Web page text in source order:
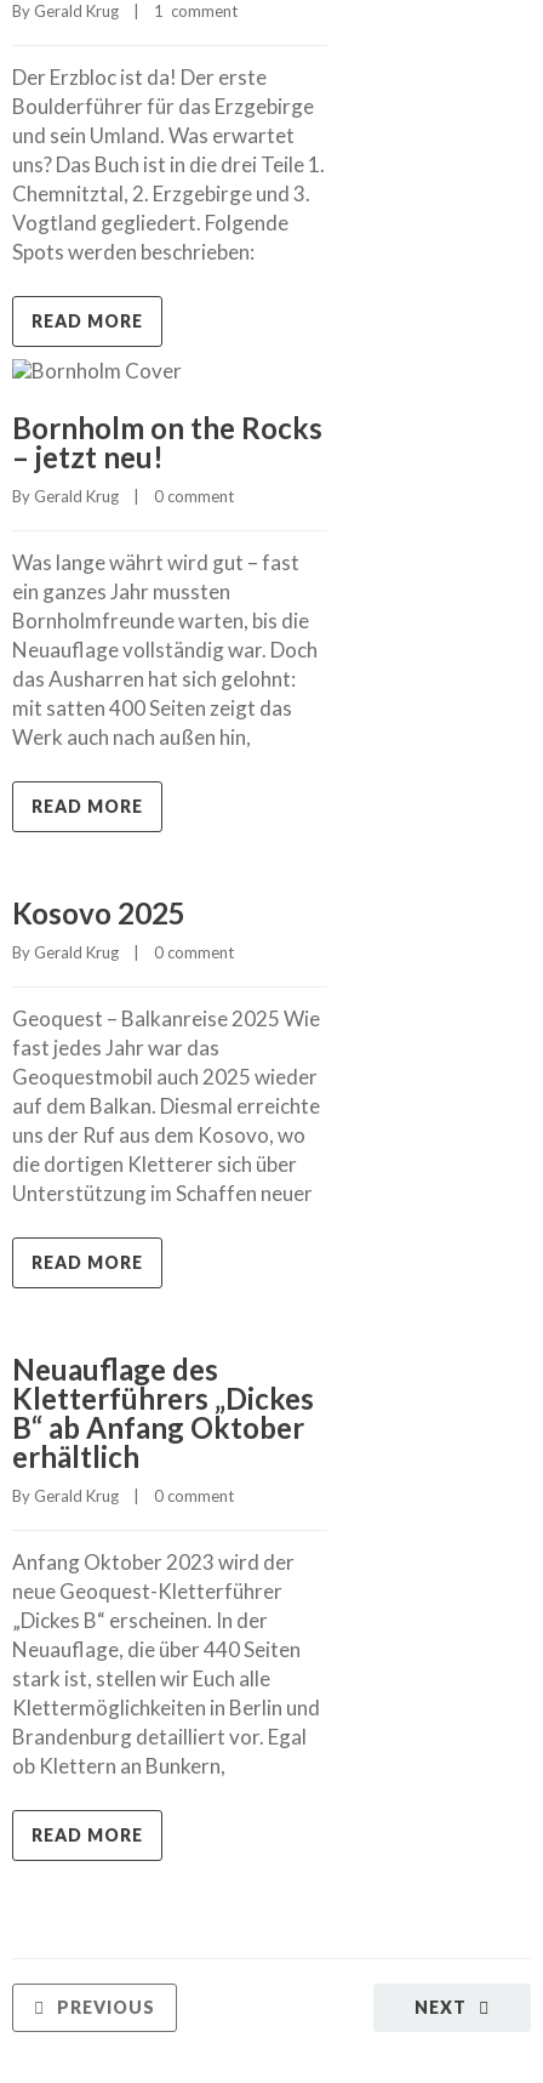
By Gerald Krug 1  comment
Der Erzbloc ist da! Der erste
Boulderführer für das Erzgebirge
und sein Umland. Was erwartet
uns? Das Buch ist in die drei Teile 1.
Chemnitztal, 2. Erzgebirge und 3.
Vogtland gegliedert. Folgende
Spots werden beschrieben:
READ MORE
Bornholm on the Rocks
– jetzt neu!
By Gerald Krug 0 comment
Was lange währt wird gut – fast
ein ganzes Jahr mussten
Bornholmfreunde warten, bis die
Neuauflage vollständig war. Doch
das Ausharren hat sich gelohnt:
mit satten 400 Seiten zeigt das
Werk auch nach außen hin,
READ MORE
Kosovo 2025
By Gerald Krug 0 comment
Geoquest – Balkanreise 2025 Wie
fast jedes Jahr war das
Geoquestmobil auch 2025 wieder
auf dem Balkan. Diesmal erreichte
uns der Ruf aus dem Kosovo, wo
die dortigen Kletterer sich über
Unterstützung im Schaffen neuer
READ MORE
Neuauflage des
Kletterführers „Dickes
B“ ab Anfang Oktober
erhältlich
By Gerald Krug 0 comment
Anfang Oktober 2023 wird der
neue Geoquest-Kletterführer
„Dickes B“ erscheinen. In der
Neuauflage, die über 440 Seiten
stark ist, stellen wir Euch alle
Klettermöglichkeiten in Berlin und
Brandenburg detailliert vor. Egal
ob Klettern an Bunkern,
READ MORE
NEXT
PREVIOUS